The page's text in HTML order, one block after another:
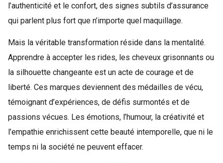
l’authenticité et le confort, des signes subtils d’assurance
qui parlent plus fort que n’importe quel maquillage.
Mais la véritable transformation réside dans la mentalité.
Apprendre à accepter les rides, les cheveux grisonnants ou
la silhouette changeante est un acte de courage et de
liberté. Ces marques deviennent des médailles de vécu,
témoignant d’expériences, de défis surmontés et de
passions vécues. Les émotions, l’humour, la créativité et
l’empathie enrichissent cette beauté intemporelle, que ni le
temps ni la société ne peuvent effacer.